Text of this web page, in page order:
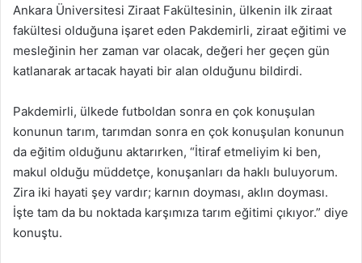
Ankara Üniversitesi Ziraat Fakültesinin, ülkenin ilk ziraat
fakültesi olduğuna işaret eden Pakdemirli, ziraat eğitimi ve
mesleğinin her zaman var olacak, değeri her geçen gün
katlanarak artacak hayati bir alan olduğunu bildirdi.
Pakdemirli, ülkede futboldan sonra en çok konuşulan
konunun tarım, tarımdan sonra en çok konuşulan konunun
da eğitim olduğunu aktarırken, “İtiraf etmeliyim ki ben,
makul olduğu müddetçe, konuşanları da haklı buluyorum.
Zira iki hayati şey vardır; karnın doyması, aklın doyması.
İşte tam da bu noktada karşımıza tarım eğitimi çıkıyor.” diye
konuştu.